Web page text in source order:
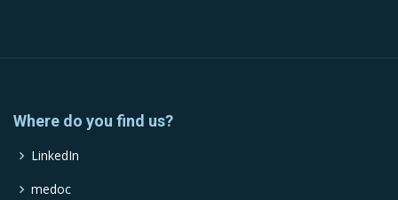
Where do you find us?
LinkedIn
medoc